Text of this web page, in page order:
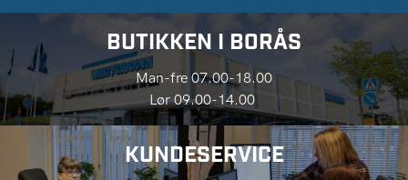
BUTIKKEN I BORÅS
Man-fre 07.00-18.00
Lør 09.00-14.00
KUNDESERVICE